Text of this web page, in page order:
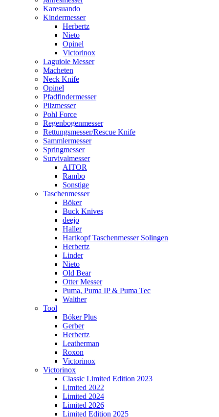
Karesuando
Kindermesser
Herbertz
Nieto
Opinel
Victorinox
Laguiole Messer
Macheten
Neck Knife
Opinel
Pfadfindermesser
Pilzmesser
Pohl Force
Regenbogenmesser
Rettungsmesser/Rescue Knife
Sammlermesser
Springmesser
Survivalmesser
AITOR
Rambo
Sonstige
Taschenmesser
Böker
Buck Knives
deejo
Haller
Hartkopf Taschenmesser Solingen
Herbertz
Linder
Nieto
Old Bear
Otter Messer
Puma, Puma IP & Puma Tec
Walther
Tool
Böker Plus
Gerber
Herbertz
Leatherman
Roxon
Victorinox
Victorinox
Classic Limited Edition 2023
Limited 2022
Limited 2024
Limited 2026
Limited Edition 2025